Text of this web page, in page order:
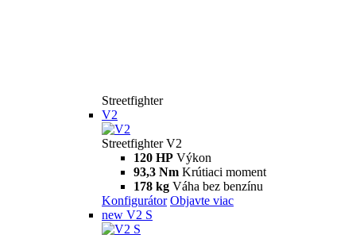
Streetfighter
V2
Streetfighter V2
120 HP Výkon
93,3 Nm Krútiaci moment
178 kg Váha bez benzínu
Konfigurátor Objavte viac
new V2 S